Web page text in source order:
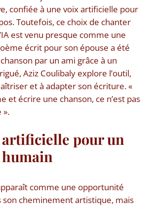
confiée à une voix artificielle pour
Toutefois, ce choix de chanter
est venu presque comme une
écrit pour son épouse a été
par un ami grâce à un
Aziz Coulibaly explore l’outil,
et à adapter son écriture. «
et écrire une chanson, ce n’est pas
».
artificielle pour un
humain
comme une opportunité
son cheminement artistique, mais